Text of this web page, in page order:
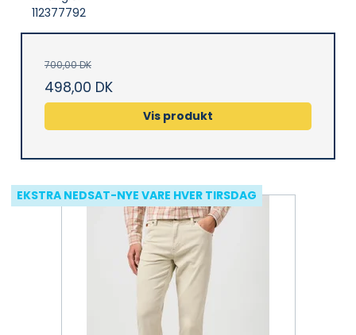
112377792
700,00 DK
498,00 DK
Vis produkt
EKSTRA NEDSAT-NYE VARE HVER TIRSDAG